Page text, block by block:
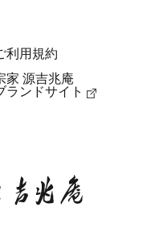
利用規約
家 源吉兆庵
ランドサイト